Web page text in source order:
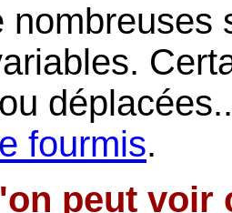
nombreuses
fourmis.
peut voir